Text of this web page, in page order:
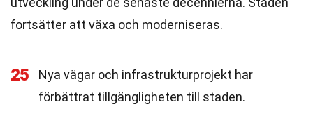
fortsätter att växa och moderniseras.
25
Nya vägar och infrastrukturprojekt har
förbättrat tillgängligheten till staden.